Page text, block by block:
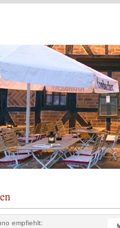
empfiehlt: